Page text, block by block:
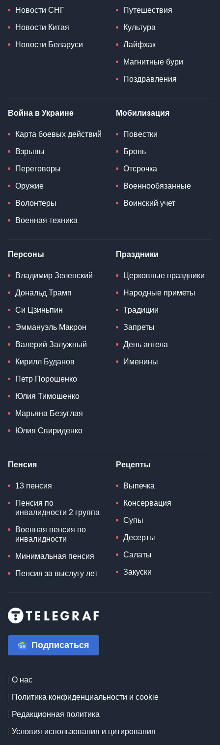
Новости СНГ
Новости Китая
Новости Беларуси
Путешествия
Культура
Лайфхак
Магнитные бури
Поздравления
Война в Украине
Карта боевых действий
Взрывы
Переговоры
Оружие
Волонтеры
Военная техника
Мобилизация
Повестки
Бронь
Отсрочка
Военнообязанные
Воинский учет
Персоны
Владимир Зеленский
Дональд Трамп
Си Цзиньпин
Эммануэль Макрон
Валерий Залужный
Кирилл Буданов
Петр Порошенко
Юлия Тимошенко
Марьяна Безуглая
Юлия Свириденко
Праздники
Церковные праздники
Народные приметы
Традиции
Запреты
День ангела
Именины
Пенсия
13 пенсия
Пенсия по
инвалидности 2 группа
Военная пенсия по
инвалидности
Минимальная пенсия
Пенсия за выслугу лет
Рецепты
Выпечка
Консервация
Супы
Десерты
Салаты
Закуски
Подписаться
О нас
Политика конфиденциальности и cookie
Редакционная политика
Условия использования и цитирования